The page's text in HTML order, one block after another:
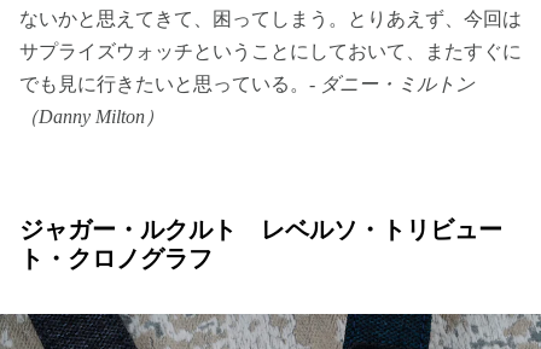
ないかと思えてきて、困ってしまう。とりあえず、今回は
サプライズウォッチということにしておいて、またすぐに
でも見に行きたいと思っている。- ダニー・ミルトン
（Danny Milton）
ジャガー・ルクルト レベルソ・トリビュー
ト・クロノグラフ